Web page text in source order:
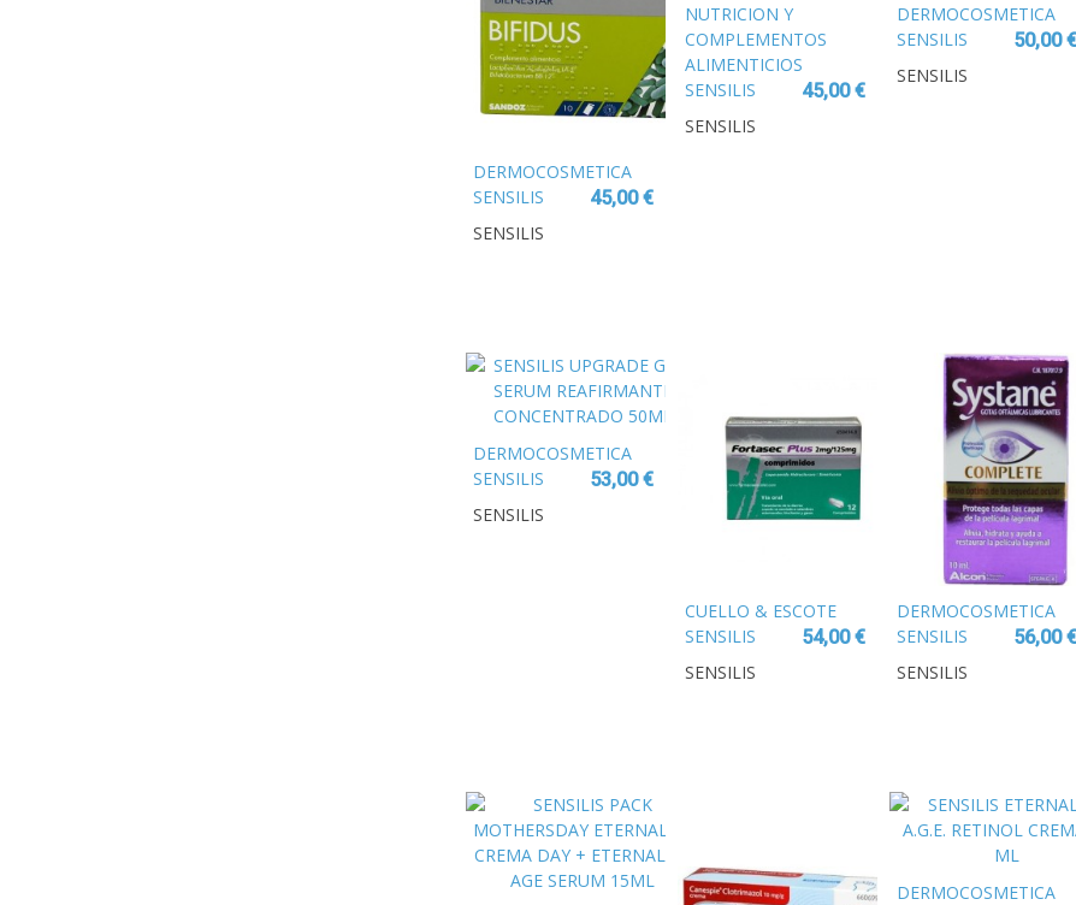
DERMOCOSMETICA
SENSILIS
ETERNALIST
A.G.E.
45,00 €
SENSILIS
NUTRICION Y
COMPLEMENTOS
ALIMENTICIOS
SENSILIS
A.G.E.
45,00 €
SENSILIS
DERMOCOSMETICA
SENSILIS
EGF-5
50,00 €
SENSILIS
DERMOCOSMETICA
SENSILIS
UPGRADE
GEL-SERUM
53,00 €
SENSILIS
CUELLO & ESCOTE
SENSILIS
ETERNALIST
A.G.E.
54,00 €
SENSILIS
DERMOCOSMETICA
SENSILIS
UPGRADE
CREMA
50 ML
56,00 €
SENSILIS
DERMOCOSMETICA